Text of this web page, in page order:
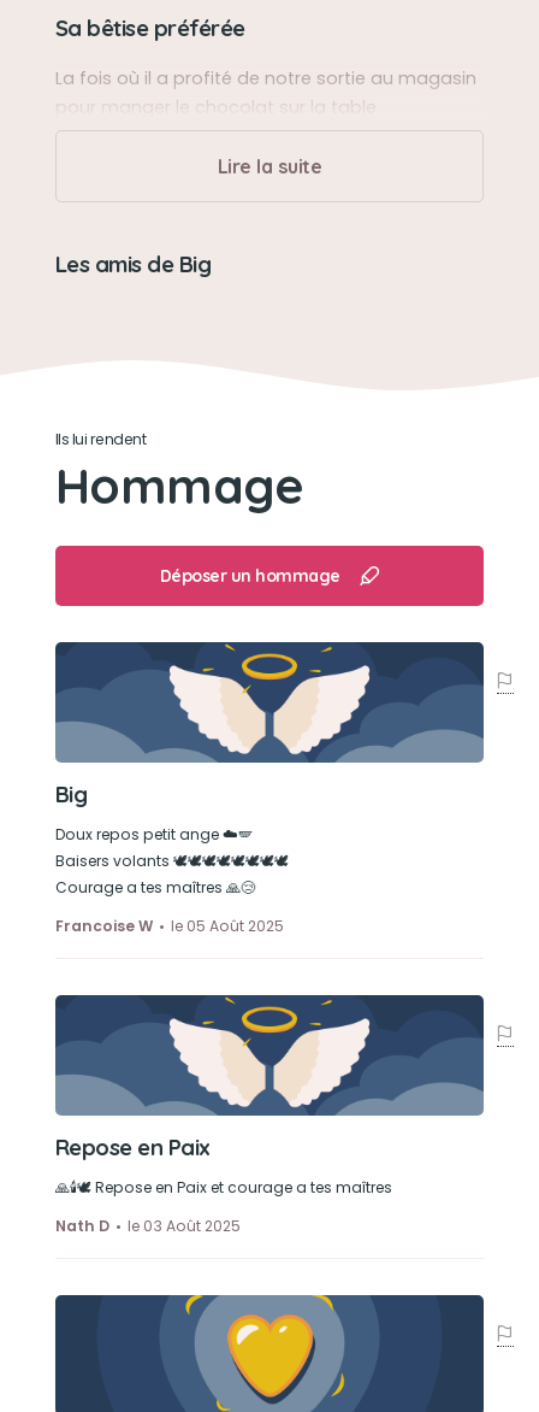
Sa bêtise préférée
La fois où il a profité de notre sortie au magasin
pour manger le chocolat sur la table.
❤️.
Son Frisbee kaki.
Son loisir préféré
Renifler le derrière de son prochain 😅. Jouer
avec Tina.
Lire la suite
Les amis de Big
Ils lui rendent
Hommage
Déposer un hommage
Big
Doux repos petit ange ☁️🪽
Baisers volants 🕊️🕊️🕊️🕊️🕊️🕊️🕊️🕊️
Courage a tes maîtres 🙏😢
Francoise W
le 05 Août 2025
Repose en Paix
🙏🕯🕊 Repose en Paix et courage a tes maîtres
Nath D
le 03 Août 2025